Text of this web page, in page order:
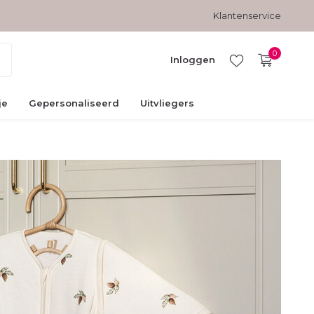
Klantenservice
Inloggen
aanmaken
0
Gepersonaliseerd Uitvliegers